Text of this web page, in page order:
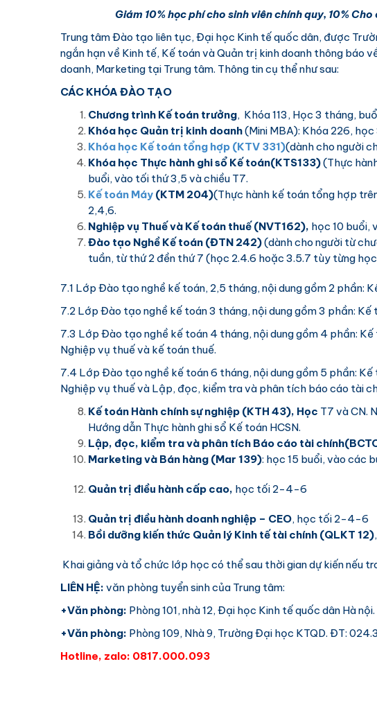
Giám 10% học phí cho sinh viên chính quy, 10%
Trung tâm Đào tạo liên tục, Đại học Kinh tế quốc dân, được
ngắn hạn về Kinh tế, Kế toán và Quản trị kinh doanh thông báo
doanh, Marketing tại Trung tâm. Thông tin cụ thể như sau:
CÁC KHÓA ĐÀO TẠO
Chương trình Kế toán trưởng, Khóa 113, Học 3 tháng,
Khóa học Quản trị kinh doanh(Mini MBA): Khóa 226,
Khóa học Kế toán tổng hợp (KTV 331)(dành cho người
Khóa học Thực hành ghi sổ Kế toán(KTS133)(Thực
buổi, vào tối thứ 3,5 và chiều T7.
Kế toán Máy (KTM 204)(Thực hành kế toán tổng hợp
2,4,6.
Nghiệp vụ Thuế và Kế toán thuế (NVT162), học 10 buổi,
Đào tạo Nghề Kế toán (ĐTN 242)(dành cho người từ
tuần, từ thứ 2 đền thứ 7 (học 2.4.6 hoặc 3.5.7 tùy từng
7.1 Lớp Đào tạo nghề kế toán, 2,5 tháng, nội dung gồm 2 phần:
7.2 Lớp Đào tạo nghề kế toán 3 tháng, nội dung gồm 3 phần:
7.3 Lớp Đào tạo nghề kế toán 4 tháng, nội dung gồm 4 phần:
Nghiệp vụ thuế và kế toán thuế.
7.4 Lớp Đào tạo nghề kế toán 6 tháng, nội dung gồm 5 phần:
Nghiệp vụ thuế và Lập, đọc, kiểm tra và phân tích báo cáo tài
Kế toán Hành chính sự nghiệp (KTH 43), Học T7 và CN.
Hướng dẫn Thực hành ghi sổ Kế toán HCSN.
Lập, đọc, kiểm tra và phân tích Báo cáo tài chính
Marketing và Bán hàng (Mar 139): học 15 buổi, vào các
Quản trị điều hành cấp cao, học tối 2-4-6
Quản trị điều hành doanh nghiệp – CEO, học tối 2-4-6
Bồi dưỡng kiến thức Quản lý Kinh tế tài chính (QLKT 12)
Khai giảng và tổ chức lớp học có thể sau thời gian dự kiến
LIÊN HỆ: văn phòng tuyển sinh của Trung tâm:
+Văn phòng: Phòng 101, nhà 12, Đại học Kinh tế quốc dân Hà
+Văn phòng: Phòng 109, Nhà 9, Trường Đại học KTQD. ĐT:
Hotline, zalo: 0817.000.093